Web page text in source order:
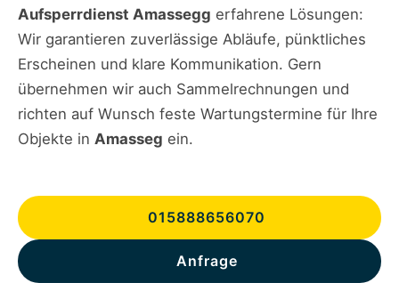
Aufsperrdienst Amassegg erfahrene Lösungen:
Wir garantieren zuverlässige Abläufe, pünktliches
Erscheinen und klare Kommunikation. Gern
übernehmen wir auch Sammelrechnungen und
richten auf Wunsch feste Wartungstermine für Ihre
Objekte in Amasseg ein.
015888656070
Anfrage